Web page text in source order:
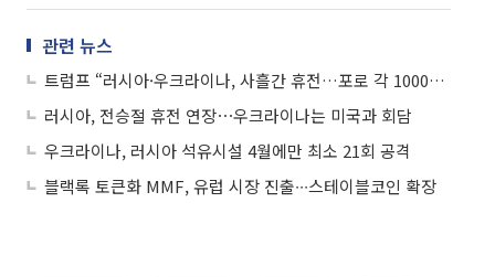
관련 뉴스
트럼프 “러시아·우크라이나, 사흘간 휴전…포로 각 1000명씩 교환 합의”
러시아, 전승절 휴전 연장⋯우크라이나는 미국과 회담
우크라이나, 러시아 석유시설 4월에만 최소 21회 공격
블랙록 토큰화 MMF, 유럽 시장 진출∙∙∙스테이블코인 확장